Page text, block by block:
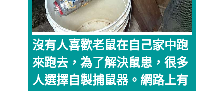
沒有人喜歡老鼠在自己家中跑
來跑去，為了解決鼠患，很多
人選擇自製捕鼠器。網路上有